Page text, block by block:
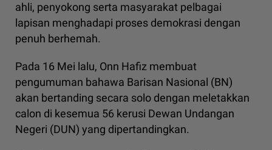
ahli, penyokong serta masyarakat pelbagai
lapisan menghadapi proses demokrasi dengan
penuh berhemah.
Pada 16 Mei lalu, Onn Hafiz membuat
pengumuman bahawa Barisan Nasional (BN)
akan bertanding secara solo dengan meletakkan
calon di kesemua 56 kerusi Dewan Undangan
Negeri (DUN) yang dipertandingkan.